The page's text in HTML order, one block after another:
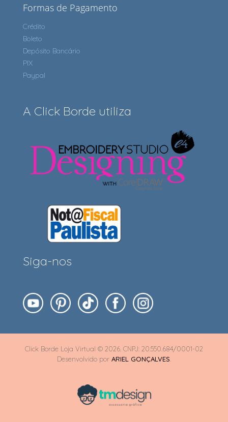
Formas de Pagamento
Crédito
Boleto
Depósito Bancário
PIX
Paypal
A Click Borde utiliza
Siga-nos
Click Borde Loja Virtual © 2026. CNPJ: 20.550.684/0001-02
Desenvolvido por ARIEL GONÇALVES.